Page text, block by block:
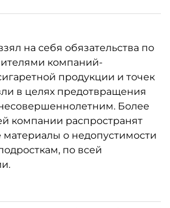
на себя обязательства по
компаний-
продукции и точек
в целях предотвращения
Более
компании распространят
о недопустимости
по всей